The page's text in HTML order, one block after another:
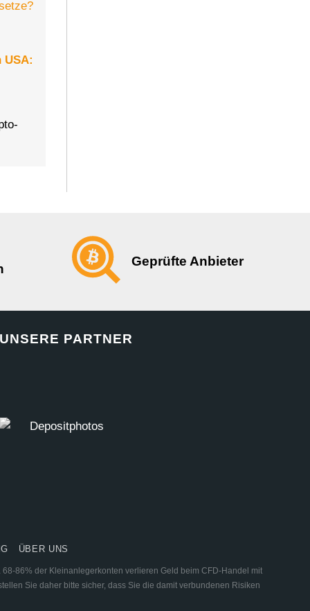
USA:
Geprüfte Anbieter
UNSERE PARTNER
ÜBER UNS
86% der Kleinanlegerkonten verlieren Geld beim CFD-Handel mit
Sie daher bitte sicher, dass Sie die damit verbundenen Risiken